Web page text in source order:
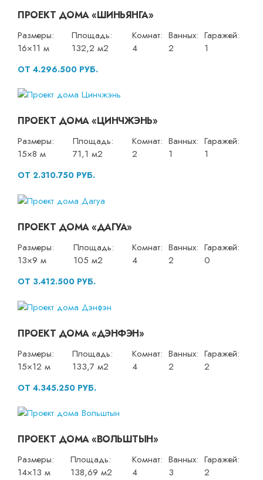
ПРОЕКТ ДОМА «ШИНЬЯНГА»
Размеры:
16×11 м
Площадь:
132,2 м2
Комнат:
4
Ванных:
2
Гаражей:
1
ОТ 4.296.500 РУБ.
ПРОЕКТ ДОМА «ЦИНЧЖЭНЬ»
Размеры:
15×8 м
Площадь:
71,1 м2
Комнат:
2
Ванных:
1
Гаражей:
1
ОТ 2.310.750 РУБ.
ПРОЕКТ ДОМА «ДАГУА»
Размеры:
13×9 м
Площадь:
105 м2
Комнат:
4
Ванных:
2
Гаражей:
0
ОТ 3.412.500 РУБ.
ПРОЕКТ ДОМА «ДЭНФЭН»
Размеры:
15×12 м
Площадь:
133,7 м2
Комнат:
4
Ванных:
2
Гаражей:
2
ОТ 4.345.250 РУБ.
ПРОЕКТ ДОМА «ВОЛЬШТЫН»
Размеры:
14×13 м
Площадь:
138,69 м2
Комнат:
4
Ванных:
3
Гаражей:
2